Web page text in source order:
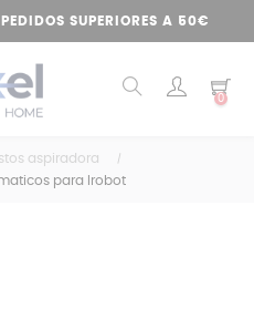
SUPERIORES A 50€
0
aspiradora
para Irobot